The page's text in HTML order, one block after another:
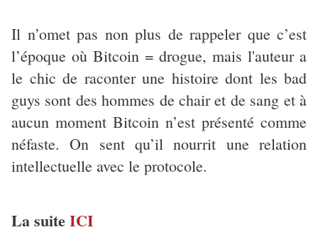
Il n’omet pas non plus de rappeler que c’est
l’époque où Bitcoin = drogue, mais l'auteur a
le chic de raconter une histoire dont les bad
guys sont des hommes de chair et de sang et à
aucun moment Bitcoin n’est présenté comme
néfaste. On sent qu’il nourrit une relation
intellectuelle avec le protocole.
La suiteICI